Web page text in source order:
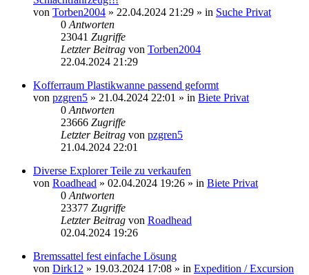
von Torben2004 » 22.04.2024 21:29 » in Suche Privat
0 Antworten
23041 Zugriffe
Letzter Beitrag von Torben2004
22.04.2024 21:29
Kofferraum Plastikwanne passend geformt
von pzgren5 » 21.04.2024 22:01 » in Biete Privat
0 Antworten
23666 Zugriffe
Letzter Beitrag von pzgren5
21.04.2024 22:01
Diverse Explorer Teile zu verkaufen
von Roadhead » 02.04.2024 19:26 » in Biete Privat
0 Antworten
23377 Zugriffe
Letzter Beitrag von Roadhead
02.04.2024 19:26
Bremssattel fest einfache Lösung
von Dirk12 » 19.03.2024 17:08 » in Expedition / Excursion